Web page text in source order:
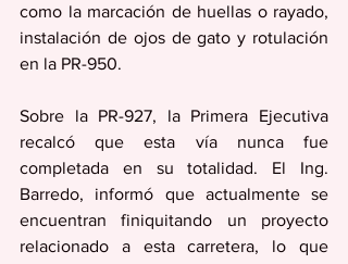
como la marcación de huellas o rayado,
instalación de ojos de gato y rotulación
en la PR-950.
Sobre la PR-927, la Primera Ejecutiva
recalcó que esta vía nunca fue
completada en su totalidad. El Ing.
Barredo, informó que actualmente se
encuentran finiquitando un proyecto
relacionado a esta carretera, lo que